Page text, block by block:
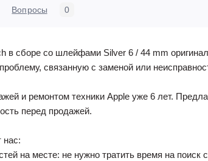
Вопросы 0
в сборе со шлейфами Silver 6 / 44 mm
связанную с заменой или
и ремонтом техники Apple уже 6 лет.
перед продажей.
нас:
на месте: не нужно тратить время на поиск